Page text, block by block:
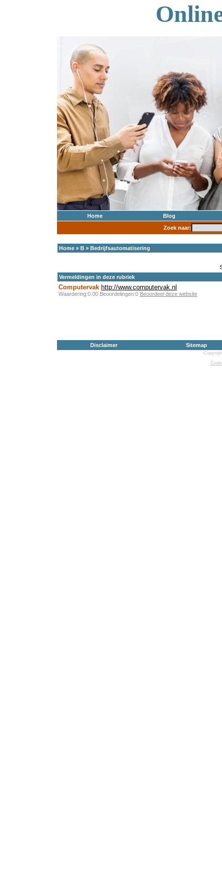
Home
Blog
Zoek naar:
Home » B » Bedrijfsautomatisering
Vermeldingen in deze rubriek
Computervak http://www.computervak.nl
Waardering:0.00 Beoordelingen:0 Beoordeel deze website
Disclaimer Sitemap